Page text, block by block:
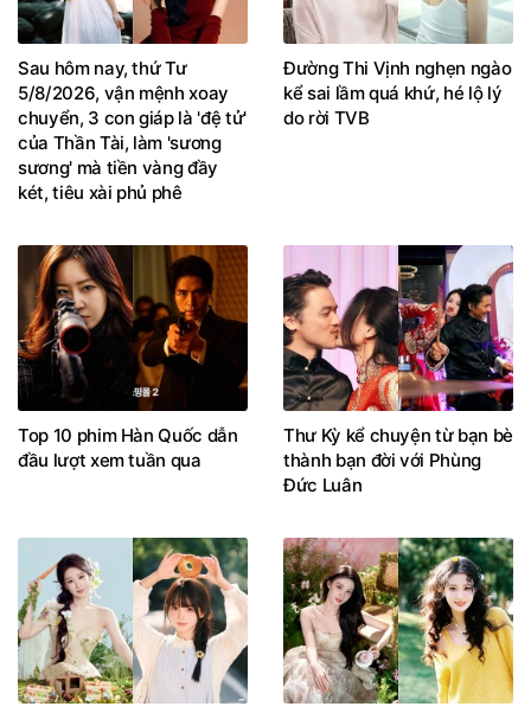
Sau hôm nay, thứ Tư
5/8/2026, vận mệnh xoay
chuyển, 3 con giáp là 'đệ tử'
của Thần Tài, làm 'sương
sương' mà tiền vàng đầy
két, tiêu xài phủ phê
Đường Thi Vịnh nghẹn ngào
kể sai lầm quá khứ, hé lộ lý
do rời TVB
Top 10 phim Hàn Quốc dẫn
đầu lượt xem tuần qua
Thư Kỳ kể chuyện từ bạn bè
thành bạn đời với Phùng
Đức Luân